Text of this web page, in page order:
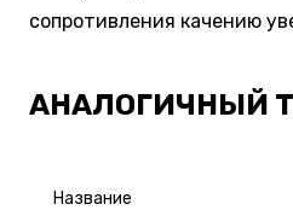
сопротивления качению
АНАЛОГИЧНЫЙ
Название